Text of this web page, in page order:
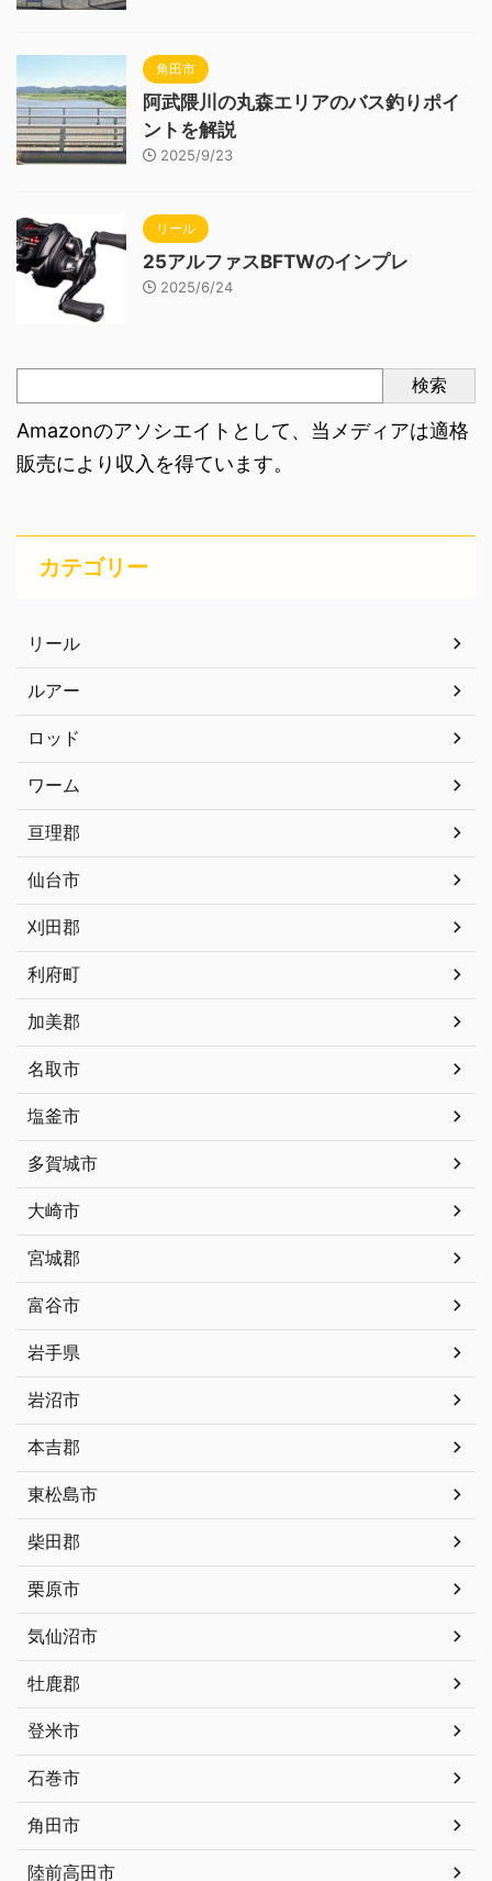
角田市
阿武隈川の丸森エリアのバス釣りポイ
ントを解説
2025/9/23
リール
25アルファスBFTWのインプレ
2025/6/24
検索
Amazonのアソシエイトとして、当メディアは適格
販売により収入を得ています。
カテゴリー
リール
ルアー
ロッド
ワーム
亘理郡
仙台市
刈田郡
利府町
加美郡
名取市
塩釜市
多賀城市
大崎市
宮城郡
富谷市
岩手県
岩沼市
本吉郡
東松島市
柴田郡
栗原市
気仙沼市
牡鹿郡
登米市
石巻市
角田市
陸前高田市